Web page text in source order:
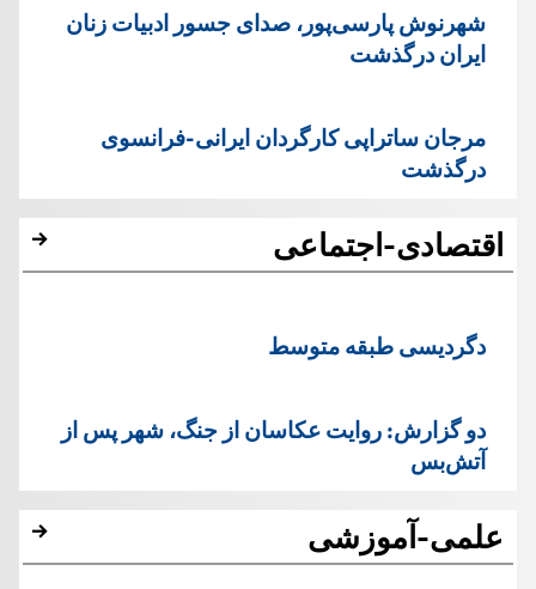
شهرنوش پارسی‌پور، صدای جسور ادبیات زنان
ایران درگذشت
مرجان ساتراپی کارگردان ایرانی-فرانسوی
درگذشت
اقتصادی-اجتماعی
دگردیسی طبقه متوسط
دو گزارش: روایت عکاسان از جنگ، شهر پس از
آتش‌بس
علمی-آموزشی